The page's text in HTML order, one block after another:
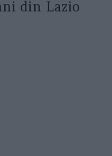
din Lazio